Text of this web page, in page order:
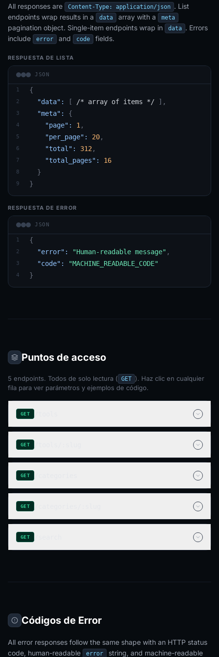
All responses are Content-Type: application/json . List
endpoints wrap results in a
data array with a meta
pagination object. Single-item endpoints wrap in data . Errors
include
error and code fields.
RESPUESTA DE LISTA
JSON
1 {
2 "data": [ /* array of items */ ] ,
3 "meta": {
4 "page": 1 ,
5 "per_page": 20,
6 "total": 312 ,
7 "total_pages": 16
8 }
9 }
RESPUESTA DE ERROR
JSON
1 {
2 "error": "Human-readable message" ,
3 "code": "MACHINE_READABLE_CODE"
4 }
Puntos de acceso
5 endpoints. Todos de solo lectura ( GET ). Haz clic en cualquier
fila para ver parámetros y ejemplos de código.
GET
GET
GET
GET
GET
Códigos de Error
All error responses follow the same shape with an HTTP status
code, human-readable
error string, and machine-readable